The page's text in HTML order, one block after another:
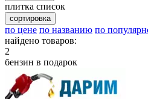
плитка список
сортировка
по цене по названию по
найдено товаров:
2
бензин в подарок